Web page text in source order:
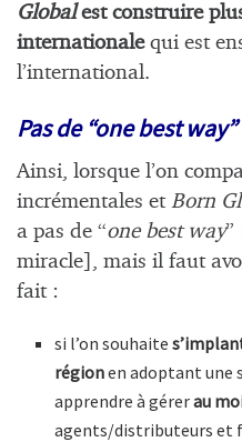
Globalest construire
internationalequi est
l’international.
Pas de “one best way”
Ainsi, lorsque l’on
incrémentales et Born
a pas de “one best way”
miracle], mais il faut
fait :
si l’on souhaite
régionen adoptant une
apprendre à gérerau
agents/distributeurs et